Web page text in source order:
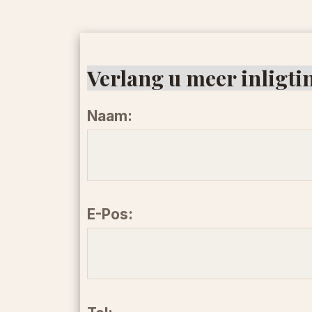
Verlang u meer
Naam:
E-Pos: